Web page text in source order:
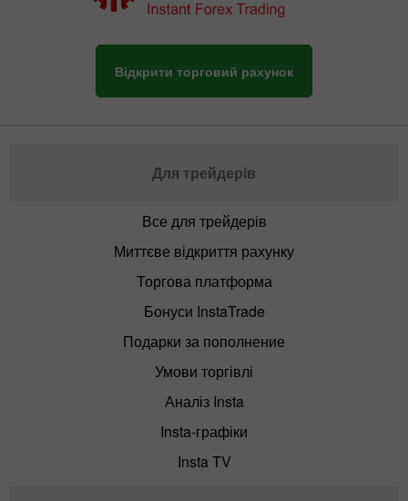
Відкрити торговий рахунок
Для трейдерів
Все для трейдерів
Миттєве відкриття рахунку
Торгова платформа
Бонуси InstaTrade
Подарки за пополнение
Умови торгівлі
Аналіз Insta
Insta-графіки
Insta TV